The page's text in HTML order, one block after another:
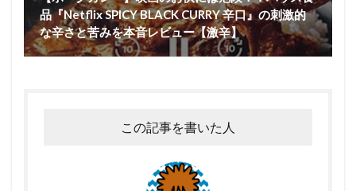
品『Netflix SPICY BLACK CURRY 辛口』の刺激的
な辛さと苦みを本音レビュー【激辛】
この記事を書いた人